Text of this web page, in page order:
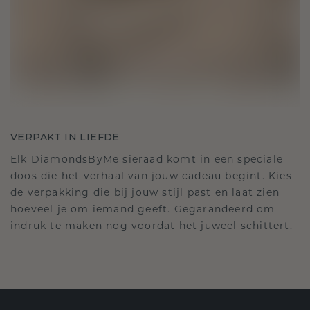
VERPAKT IN LIEFDE
Elk DiamondsByMe sieraad komt in een speciale
doos die het verhaal van jouw cadeau begint. Kies
de verpakking die bij jouw stijl past en laat zien
hoeveel je om iemand geeft. Gegarandeerd om
indruk te maken nog voordat het juweel schittert.